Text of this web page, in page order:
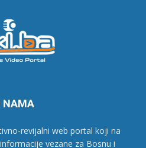
NAMA
revijalni web portal koji na
vezane za Bosnu i